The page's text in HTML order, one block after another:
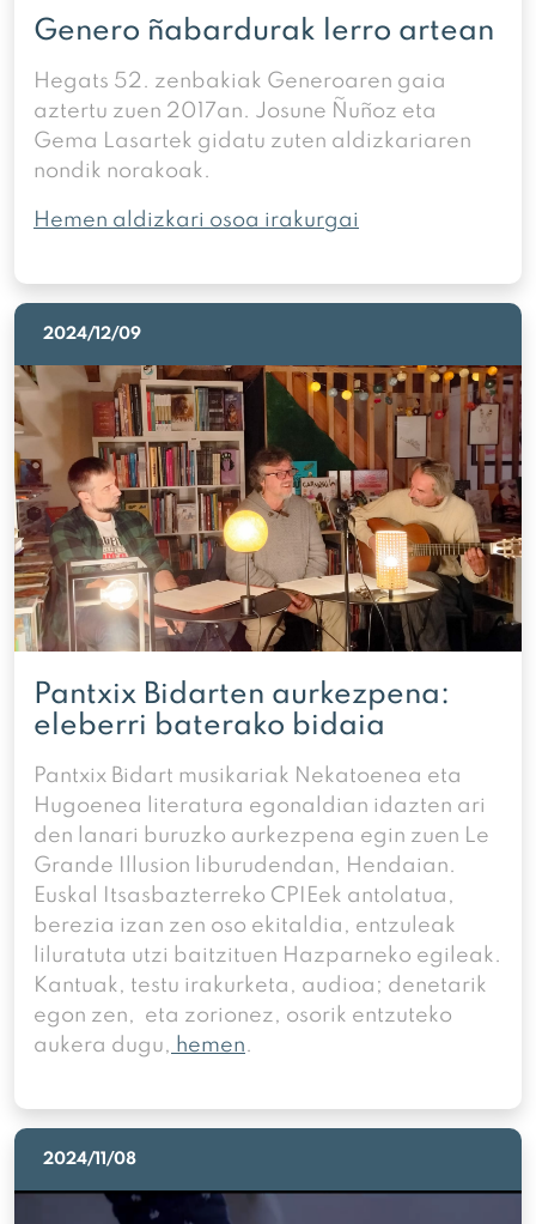
Genero ñabardurak lerro artean
Hegats 52. zenbakiak Generoaren gaia
aztertu zuen 2017an. Josune Ñuñoz eta
Gema Lasartek gidatu zuten aldizkariaren
nondik norakoak.
Hemen aldizkari osoa irakurgai
2024/12/09
Pantxix Bidarten aurkezpena:
eleberri baterako bidaia
Pantxix Bidart musikariak Nekatoenea eta
Hugoenea literatura egonaldian idazten ari
den lanari buruzko aurkezpena egin zuen Le
Grande Illusion liburudendan, Hendaian.
Euskal Itsasbazterreko CPIEek antolatua,
berezia izan zen oso ekitaldia, entzuleak
liluratuta utzi baitzituen Hazparneko egileak.
Kantuak, testu irakurketa, audioa; denetarik
egon zen, eta zorionez, osorik entzuteko
aukera dugu, hemen.
2024/11/08